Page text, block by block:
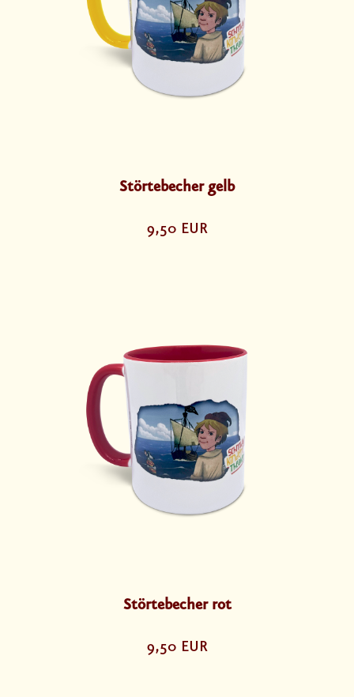
Störtebecher gelb
9,50 EUR
Störtebecher rot
9,50 EUR